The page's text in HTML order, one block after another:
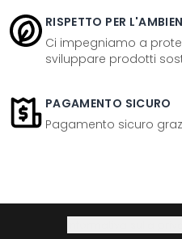
RISPETTO PER
Ci impegniamo a
sviluppare prodotti
PAGAMENTO SICURO
Pagamento sicuro